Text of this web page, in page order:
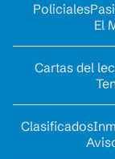
Policiales
El
Cartas del
Clasificados